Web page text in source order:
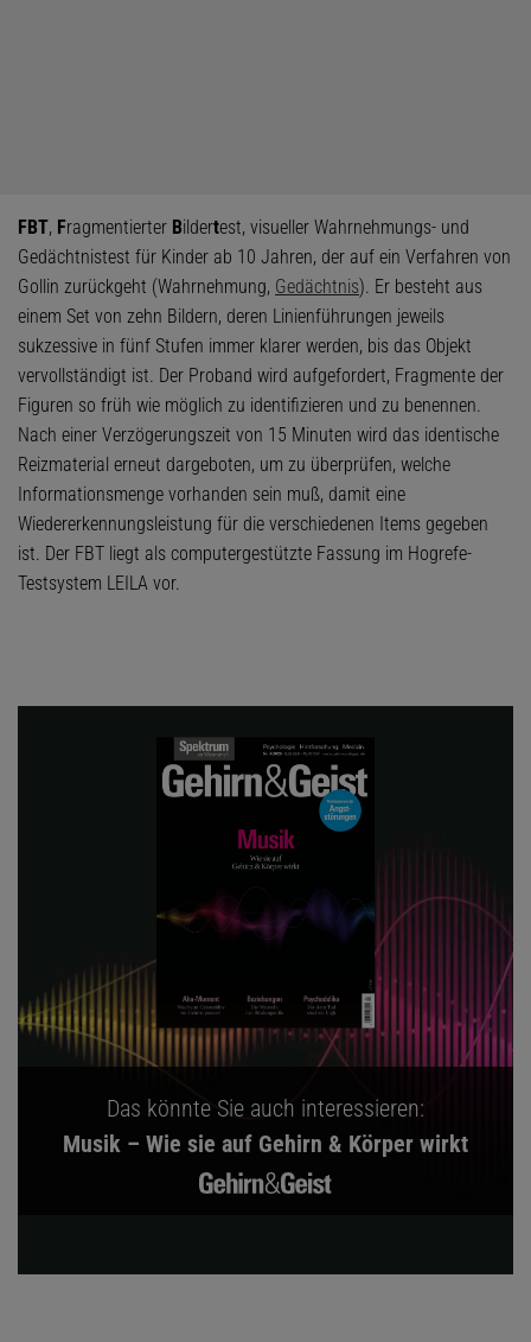
FBT, Fragmentierter Bildertest, visueller Wahrnehmungs- und
Gedächtnistest für Kinder ab 10 Jahren, der auf ein Verfahren von
Gollin zurückgeht (Wahrnehmung, Gedächtnis). Er besteht aus
einem Set von zehn Bildern, deren Linienführungen jeweils
sukzessive in fünf Stufen immer klarer werden, bis das Objekt
vervollständigt ist. Der Proband wird aufgefordert, Fragmente der
Figuren so früh wie möglich zu identifizieren und zu benennen.
Nach einer Verzögerungszeit von 15 Minuten wird das identische
Reizmaterial erneut dargeboten, um zu überprüfen, welche
Informationsmenge vorhanden sein muß, damit eine
Wiedererkennungsleistung für die verschiedenen Items gegeben
ist. Der FBT liegt als computergestützte Fassung im Hogrefe-
Testsystem LEILA vor.
Das könnte Sie auch interessieren:
Musik – Wie sie auf Gehirn & Körper wirkt